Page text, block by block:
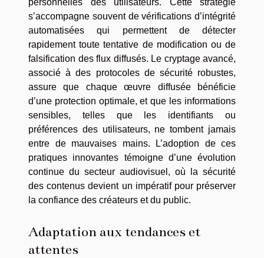
personnelles des utilisateurs. Cette stratégie
s’accompagne souvent de vérifications d’intégrité
automatisées qui permettent de détecter
rapidement toute tentative de modification ou de
falsification des flux diffusés. Le cryptage avancé,
associé à des protocoles de sécurité robustes,
assure que chaque œuvre diffusée bénéficie
d’une protection optimale, et que les informations
sensibles, telles que les identifiants ou
préférences des utilisateurs, ne tombent jamais
entre de mauvaises mains. L’adoption de ces
pratiques innovantes témoigne d’une évolution
continue du secteur audiovisuel, où la sécurité
des contenus devient un impératif pour préserver
la confiance des créateurs et du public.
Adaptation aux tendances et
attentes